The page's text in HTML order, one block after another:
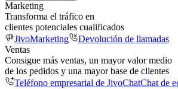
Marketing
Transforma el tráfico en
clientes potenciales cualificados
JivoMarketing
Devolución de llamadas
Ventas
Consigue más ventas, un mayor valor medio
de los pedidos y una mayor base de clientes
Teléfono empresarial de JivoChatChat de